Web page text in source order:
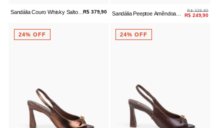
Sandália Couro Whisky Salto
R$ 379,90
Sandália Peeptoe Amêndoa
R$ 329,90
R$ 249,90
24% OFF 24% OFF